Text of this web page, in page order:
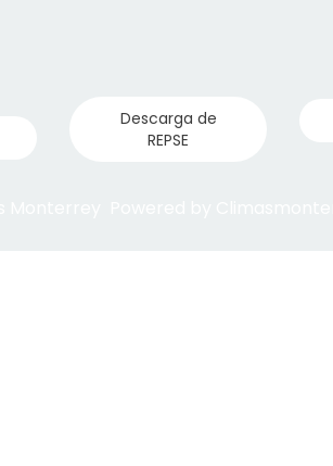
Descarga de
REPSE